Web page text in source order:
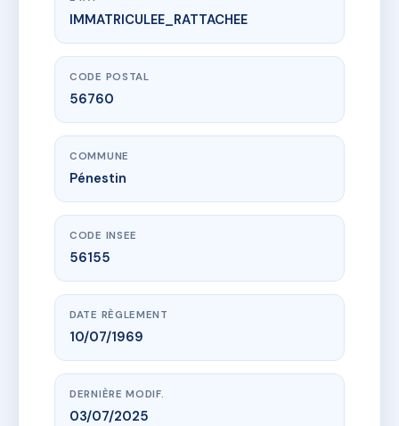
www.vme.plus/AG0999789
RESIDENCE DE La Falaise d'Or
45 r de la plage
IMMATRICULEE_RATTACHEE
CODE POSTAL
56760
COMMUNE
Pénestin
CODE INSEE
56155
DATE RÈGLEMENT
10/07/1969
DERNIÈRE MODIF.
03/07/2025